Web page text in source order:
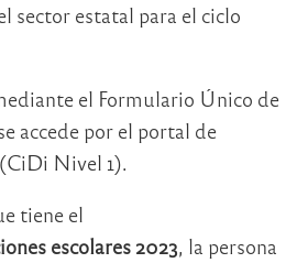
sector estatal para el ciclo
el Formulario Único de
accede por el portal de
Nivel 1).
tiene el
escolares 2023, la persona